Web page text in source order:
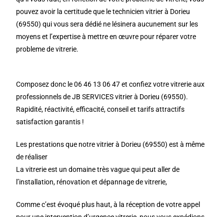
pouvez avoir la certitude que le technicien vitrier à Dorieu
(69550) qui vous sera dédié ne lésinera aucunement sur les
moyens et l’expertise à mettre en œuvre pour réparer votre
probleme de vitrerie.
Composez donc le 06 46 13 06 47 et confiez votre vitrerie aux
professionnels de JB SERVICES vitrier à Dorieu (69550).
Rapidité, réactivité, efficacité, conseil et tarifs attractifs
satisfaction garantis !
Les prestations que notre vitrier à Dorieu (69550) est à même
de réaliser
La vitrerie est un domaine très vague qui peut aller de
l’installation, rénovation et dépannage de vitrerie,
Comme c’est évoqué plus haut, à la réception de votre appel